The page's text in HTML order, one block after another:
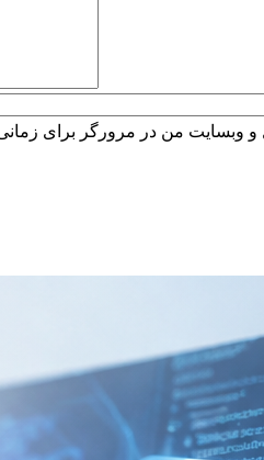
و وبسایت من در مرورگر برای